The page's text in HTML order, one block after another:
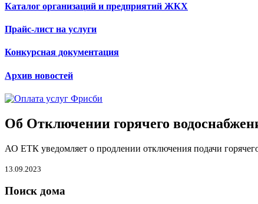
Каталог организаций и предприятий ЖКХ
Прайс-лист на услуги
Конкурсная документация
Архив новостей
Об Отключении горячего
АО ЕТК уведомляет о продлении отключения подачи
13.09.2023
Поиск дома